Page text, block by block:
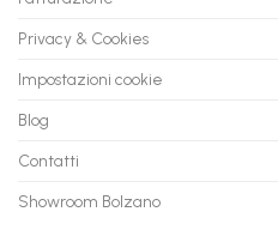
Privacy & Cookies
Impostazioni cookie
Blog
Contatti
Showroom Bolzano